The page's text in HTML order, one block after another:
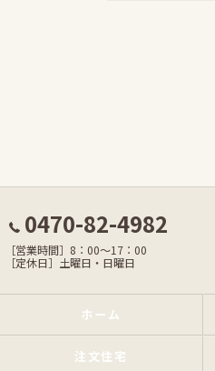
0470-82-4982
［営業時間］8：00〜17：00
［定休日］土曜日・日曜日
ホーム
注文住宅